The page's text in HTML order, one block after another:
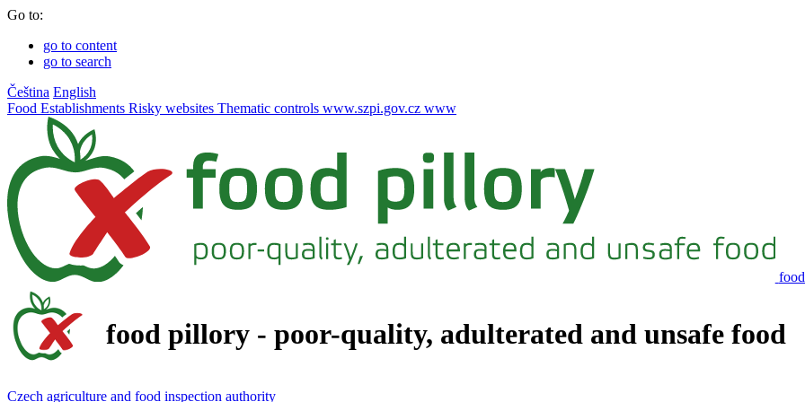
Go to:
go to content
go to search
Čeština English
Food Establishments Risky websites Thematic controls www.szpi.gov.cz www
food pillory - poor-quality, adulterated and unsafe food
Czech agriculture and food inspection authority